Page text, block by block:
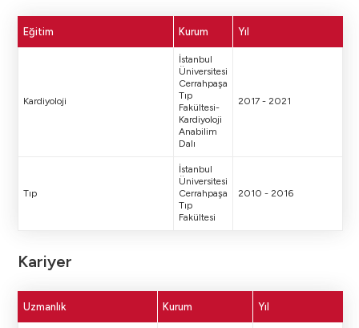
Eğitim Kurum Yıl
Kardiyoloji
İstanbul
Üniversitesi
Cerrahpaşa
Tıp
Fakültesi-
Kardiyoloji
Anabilim
Dalı
2017 - 2021
Tıp
İstanbul
Üniversitesi
Cerrahpaşa
Tıp
Fakültesi
2010 - 2016
Kariyer
Uzmanlık Kurum Yıl